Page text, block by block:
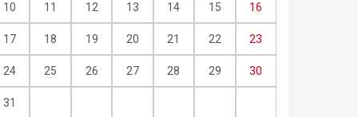
10 11 12 13 14 15 16
17 18 19 20 21 22 23
24 25 26 27 28 29 30
31